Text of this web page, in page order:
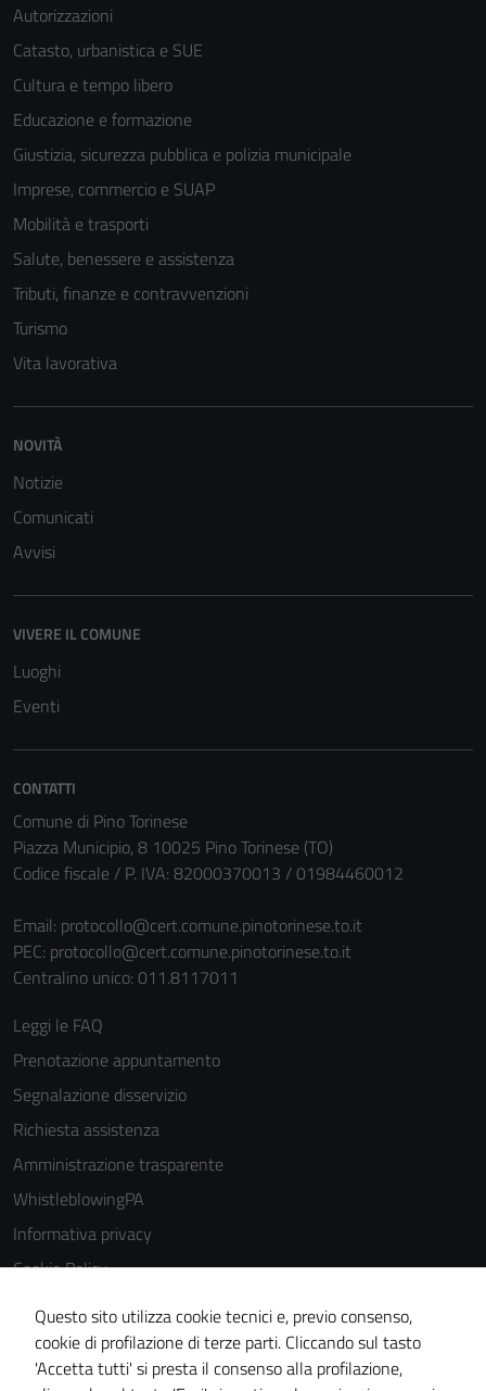
Autorizzazioni
Catasto, urbanistica e SUE
Cultura e tempo libero
Educazione e formazione
Giustizia, sicurezza pubblica e polizia municipale
Imprese, commercio e SUAP
Mobilità e trasporti
Salute, benessere e assistenza
Tributi, finanze e contravvenzioni
Turismo
Vita lavorativa
NOVITÀ
Notizie
Comunicati
Avvisi
VIVERE IL COMUNE
Luoghi
Eventi
CONTATTI
Comune di Pino Torinese
Piazza Municipio, 8 10025 Pino Torinese (TO)
Codice fiscale / P. IVA: 82000370013 / 01984460012
Email: protocollo@cert.comune.pinotorinese.to.it
PEC: protocollo@cert.comune.pinotorinese.to.it
Centralino unico: 011.8117011
Leggi le FAQ
Prenotazione appuntamento
Segnalazione disservizio
Richiesta assistenza
Amministrazione trasparente
WhistleblowingPA
Informativa privacy
Cookie Policy
Note legali
Dichiarazione di accessibilità
Piano di miglioramento del sito
Questo sito utilizza cookie tecnici e, previo consenso,
cookie di profilazione di terze parti. Cliccando sul tasto
'Accetta tutti' si presta il consenso alla profilazione,
per il
non raccolgono